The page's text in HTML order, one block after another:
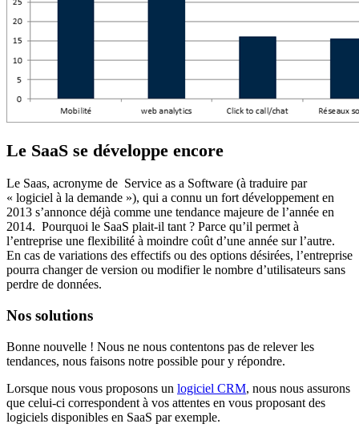
Le SaaS se développe encore
Le Saas, acronyme de Service as a Software (à traduire par
« logiciel à la demande »), qui a connu un fort développement en
2013 s’annonce déjà comme une tendance majeure de l’année en
2014. Pourquoi le SaaS plait-il tant ? Parce qu’il permet à
l’entreprise une flexibilité à moindre coût d’une année sur l’autre.
En cas de variations des effectifs ou des options désirées, l’entreprise
pourra changer de version ou modifier le nombre d’utilisateurs sans
perdre de données.
Nos solutions
Bonne nouvelle ! Nous ne nous contentons pas de relever les
tendances, nous faisons notre possible pour y répondre.
Lorsque nous vous proposons un logiciel CRM, nous nous assurons
que celui-ci correspondent à vos attentes en vous proposant des
logiciels disponibles en SaaS par exemple.